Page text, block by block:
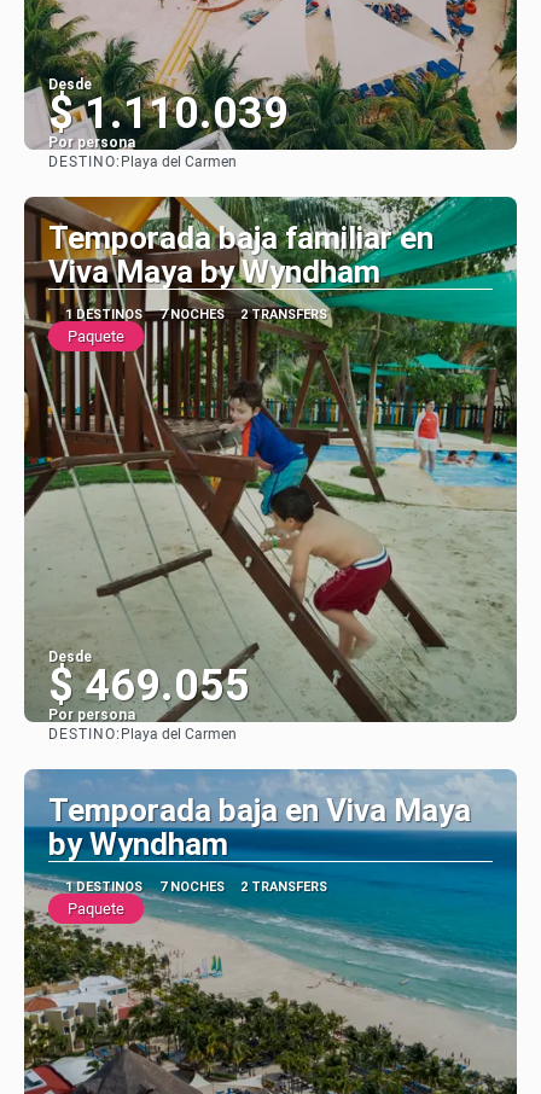
Desde
$ 1.110.039
Por persona
DESTINO: Playa del Carmen
Temporada baja familiar en
Viva Maya by Wyndham
1 DESTINOS 7 NOCHES 2 TRANSFERS
Paquete
Desde
$ 469.055
Por persona
DESTINO: Playa del Carmen
Temporada baja en Viva Maya
by Wyndham
1 DESTINOS 7 NOCHES 2 TRANSFERS
Paquete